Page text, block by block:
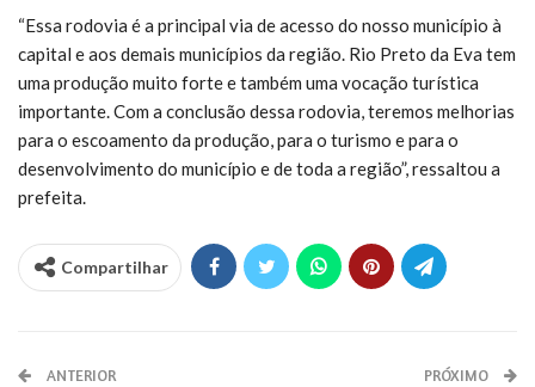
“Essa rodovia é a principal via de acesso do nosso município à
capital e aos demais municípios da região. Rio Preto da Eva tem
uma produção muito forte e também uma vocação turística
importante. Com a conclusão dessa rodovia, teremos melhorias
para o escoamento da produção, para o turismo e para o
desenvolvimento do município e de toda a região”, ressaltou a
prefeita.
Compartilhar
ANTERIOR PRÓXIMO